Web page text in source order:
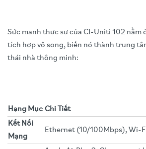
Sức mạnh thực sự của CI-Uniti 102 nằm
tích hợp vô song, biến nó thành trung
thái nhà thông minh:
Hạng Mục Chi Tiết
Kết Nối
Mạng
Ethernet (10/100Mbps), Wi-